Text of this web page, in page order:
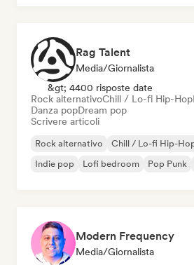
Rag Talent
Media/Giornalista
&gt; 4400 risposte date
Rock alternativoChill / Lo-fi Hip-Hop
Danza popDream pop
Scrivere articoli
Rock alternativo Chill / Lo-fi Hip-
Indie pop
Lofi bedroom Pop Punk
Modern Frequency
Media/Giornalista